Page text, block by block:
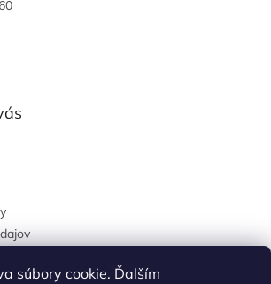
súbory cookie. Ďalším